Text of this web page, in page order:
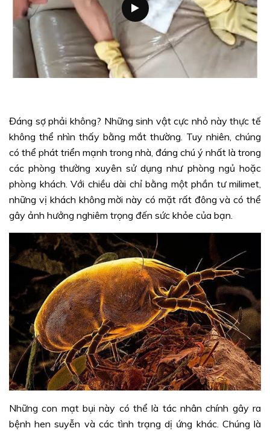
Đáng sợ phải không? Những sinh vật cực nhỏ này thực tế
không thể nhìn thấy bằng mắt thường. Tuy nhiên, chúng
có thể phát triển mạnh trong nhà, đáng chú ý nhất là trong
các phòng thường xuyên sử dụng như phòng ngủ hoặc
phòng khách. Với chiều dài chỉ bằng một phần tư milimet,
những vị khách không mời này có mặt rất đông và có thể
gây ảnh hưởng nghiêm trọng đến sức khỏe của bạn.
Những con mạt bụi này có thể là tác nhân chính gây ra
bệnh hen suyễn và các tình trạng dị ứng khác. Chúng là